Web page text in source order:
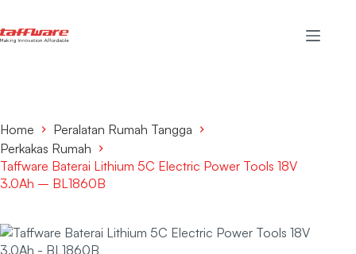
Home
Peralatan Rumah Tangga
Perkakas Rumah
Taffware Baterai Lithium 5C Electric Power Tools 18V
3.0Ah – BL1860B